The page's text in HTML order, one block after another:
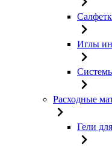
Иглы
Расходные
Гели